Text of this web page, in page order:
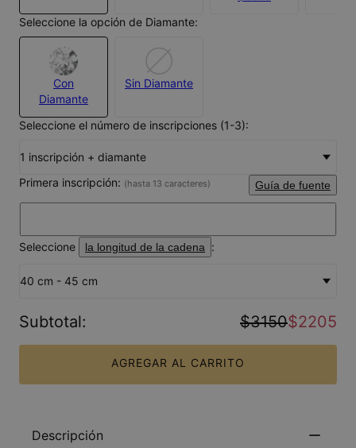
Seleccione la opción de Diamante:
Con
Diamante
Sin Diamante
Seleccione el número de inscripciones (1-3):
1 inscripción + diamante
Primera inscripción: (hasta 13 caracteres) Guía de fuente
Seleccione la longitud de la cadena :
40 cm - 45 cm
Subtotal: $3150$2205
AGREGAR AL CARRITO
Descripción